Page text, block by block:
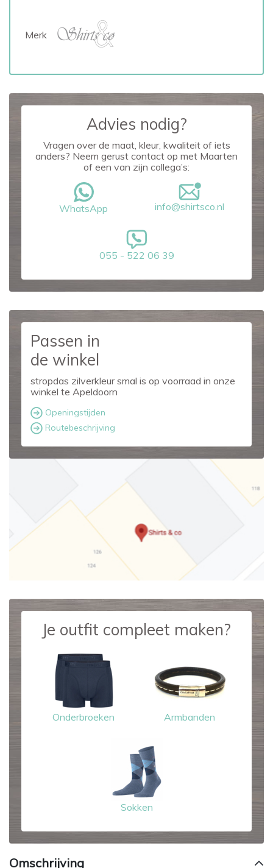
Merk
Advies nodig?
Vragen over de maat, kleur, kwaliteit of iets
anders? Neem gerust contact op met Maarten
of een van zijn collega’s:
WhatsApp info@shirtsco.nl
055 - 522 06 39
Passen in
de winkel
stropdas zilverkleur smal is op voorraad in onze
winkel te Apeldoorn
Openingstijden
Routebeschrijving
Je outfit compleet maken?
Onderbroeken Armbanden
Sokken
Omschrijving